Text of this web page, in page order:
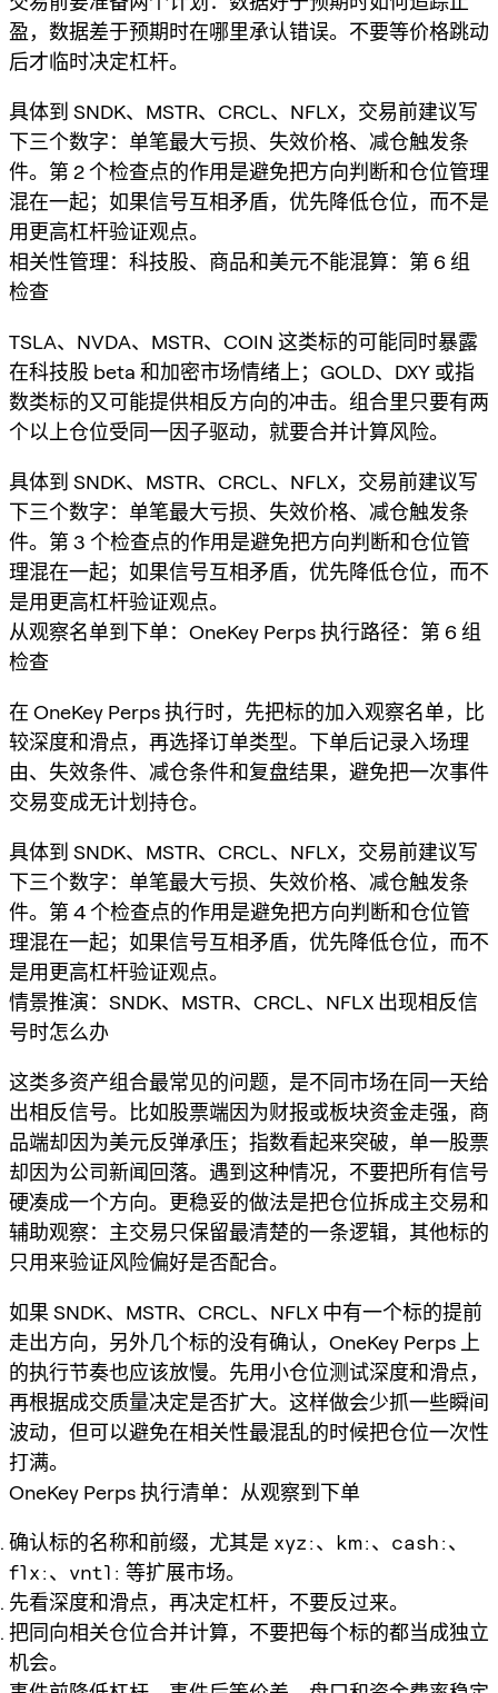
盈，数据差于预期时在哪里承认错误。不要等价格跳动
后才临时决定杠杆。
具体到 SNDK、MSTR、CRCL、NFLX，交易前建议写
下三个数字：单笔最大亏损、失效价格、减仓触发条
件。第 2 个检查点的作用是避免把方向判断和仓位管理
混在一起；如果信号互相矛盾，优先降低仓位，而不是
用更高杠杆验证观点。
相关性管理：科技股、商品和美元不能混算：第 6 组
检查
TSLA、NVDA、MSTR、COIN 这类标的可能同时暴露
在科技股 beta 和加密市场情绪上；GOLD、DXY 或指
数类标的又可能提供相反方向的冲击。组合里只要有两
个以上仓位受同一因子驱动，就要合并计算风险。
具体到 SNDK、MSTR、CRCL、NFLX，交易前建议写
下三个数字：单笔最大亏损、失效价格、减仓触发条
件。第 3 个检查点的作用是避免把方向判断和仓位管
理混在一起；如果信号互相矛盾，优先降低仓位，而不
是用更高杠杆验证观点。
从观察名单到下单：OneKey Perps 执行路径：第 6 组
检查
在 OneKey Perps 执行时，先把标的加入观察名单，比
较深度和滑点，再选择订单类型。下单后记录入场理
由、失效条件、减仓条件和复盘结果，避免把一次事件
交易变成无计划持仓。
具体到 SNDK、MSTR、CRCL、NFLX，交易前建议写
下三个数字：单笔最大亏损、失效价格、减仓触发条
件。第 4 个检查点的作用是避免把方向判断和仓位管
理混在一起；如果信号互相矛盾，优先降低仓位，而不
是用更高杠杆验证观点。
情景推演：SNDK、MSTR、CRCL、NFLX 出现相反信
号时怎么办
这类多资产组合最常见的问题，是不同市场在同一天给
出相反信号。比如股票端因为财报或板块资金走强，商
品端却因为美元反弹承压；指数看起来突破，单一股票
却因为公司新闻回落。遇到这种情况，不要把所有信号
硬凑成一个方向。更稳妥的做法是把仓位拆成主交易和
辅助观察：主交易只保留最清楚的一条逻辑，其他标的
只用来验证风险偏好是否配合。
如果 SNDK、MSTR、CRCL、NFLX 中有一个标的提前
走出方向，另外几个标的没有确认，OneKey Perps 上
的执行节奏也应该放慢。先用小仓位测试深度和滑点，
再根据成交质量决定是否扩大。这样做会少抓一些瞬间
波动，但可以避免在相关性最混乱的时候把仓位一次性
打满。
OneKey Perps 执行清单：从观察到下单
确认标的名称和前缀，尤其是 xyz:、 km:、 cash:、
flx:、 vntl: 等扩展市场。
先看深度和滑点，再决定杠杆，不要反过来。
把同向相关仓位合并计算，不要把每个标的都当成独立
机会。